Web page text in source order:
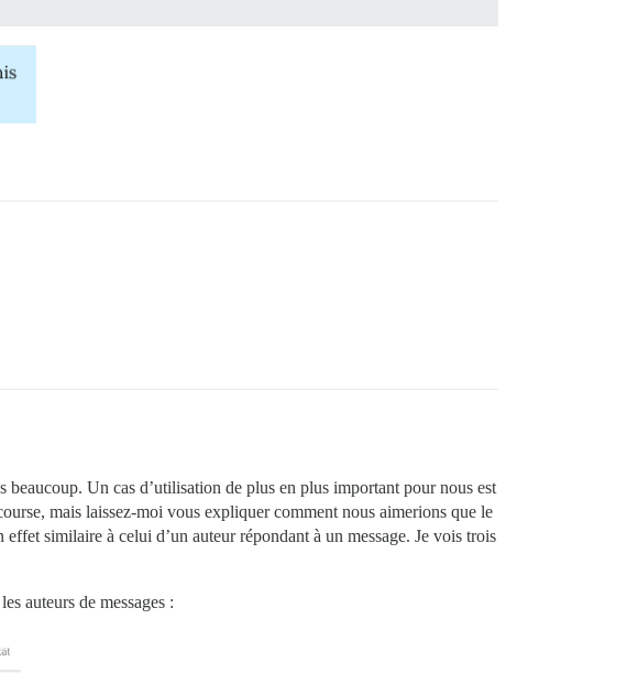
Un cas d’utilisation de plus en plus important pour nous est
mais laissez-moi vous expliquer comment nous aimerions que le
similaire à celui d’un auteur répondant à un message. Je vois trois
auteurs de messages :